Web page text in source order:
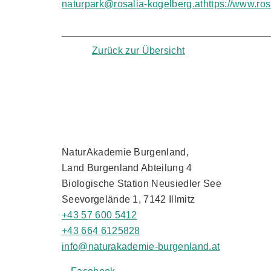
naturpark@rosalia-kogelberg.athttps://
Zurück zur Übersicht
NaturAkademie Burgenland,
Land Burgenland Abteilung 4
Biologische Station Neusiedler See
Seevorgelände 1, 7142 Illmitz
+43 57 600 5412
+43 664 6125828
info@naturakademie-burgenland.at